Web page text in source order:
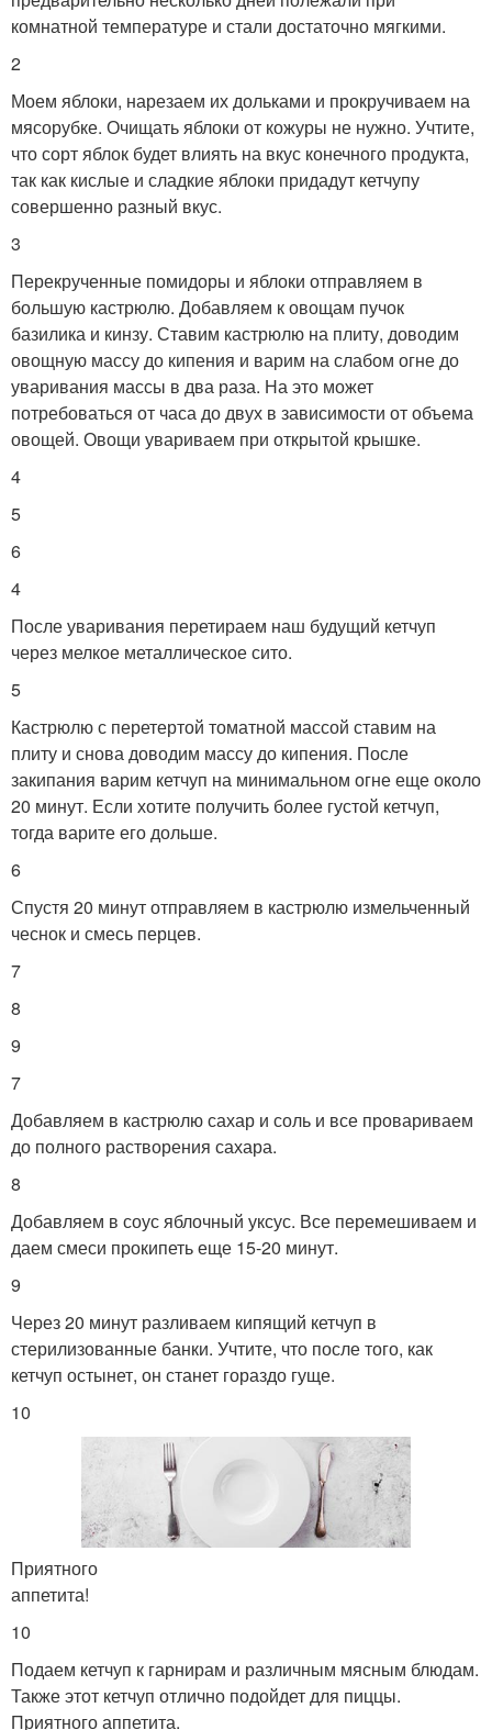
комнатной температуре и стали достаточно мягкими.
2
Моем яблоки, нарезаем их дольками и прокручиваем на
мясорубке. Очищать яблоки от кожуры не нужно. Учтите,
что сорт яблок будет влиять на вкус конечного продукта,
так как кислые и сладкие яблоки придадут кетчупу
совершенно разный вкус.
3
Перекрученные помидоры и яблоки отправляем в
большую кастрюлю. Добавляем к овощам пучок
базилика и кинзу. Ставим кастрюлю на плиту, доводим
овощную массу до кипения и варим на слабом огне до
уваривания массы в два раза. На это может
потребоваться от часа до двух в зависимости от объема
овощей. Овощи увариваем при открытой крышке.
4
5
6
4
После уваривания перетираем наш будущий кетчуп
через мелкое металлическое сито.
5
Кастрюлю с перетертой томатной массой ставим на
плиту и снова доводим массу до кипения. После
закипания варим кетчуп на минимальном огне еще около
20 минут. Если хотите получить более густой кетчуп,
тогда варите его дольше.
6
Спустя 20 минут отправляем в кастрюлю измельченный
чеснок и смесь перцев.
7
8
9
7
Добавляем в кастрюлю сахар и соль и все провариваем
до полного растворения сахара.
8
Добавляем в соус яблочный уксус. Все перемешиваем и
даем смеси прокипеть еще 15-20 минут.
9
Через 20 минут разливаем кипящий кетчуп в
стерилизованные банки. Учтите, что после того, как
кетчуп остынет, он станет гораздо гуще.
10
Приятного
аппетита!
10
Подаем кетчуп к гарнирам и различным мясным блюдам.
Также этот кетчуп отлично подойдет для пиццы.
Приятного аппетита.